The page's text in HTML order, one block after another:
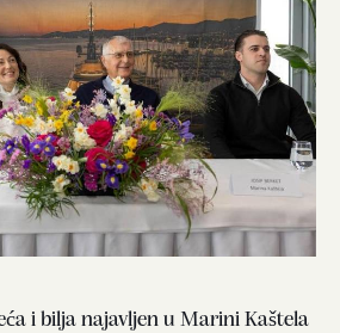
i bilja najavljen u Marini Kaštela